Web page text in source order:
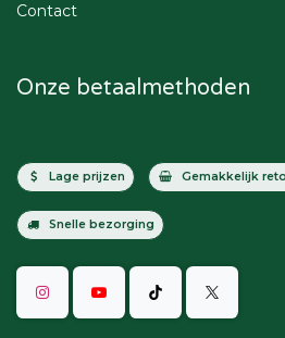
Contact
Onze betaalmethoden
Lage prijzen Gemakkelijk
Snelle bezorging